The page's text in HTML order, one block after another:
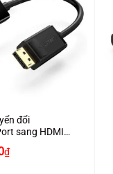
đổi
sang HDMI
40362 Màu
₫